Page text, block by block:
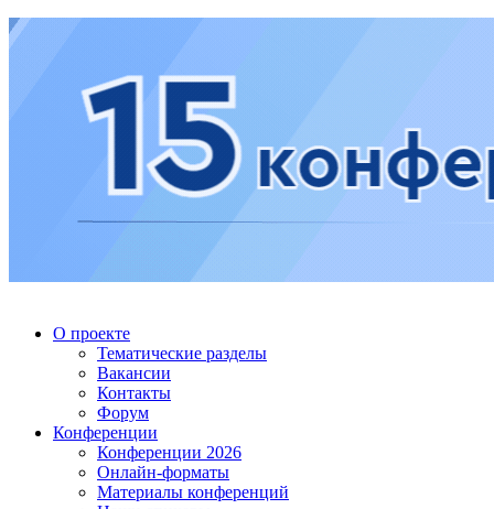
О проекте
Тематические разделы
Вакансии
Контакты
Форум
Конференции
Конференции 2026
Онлайн-форматы
Материалы конференций